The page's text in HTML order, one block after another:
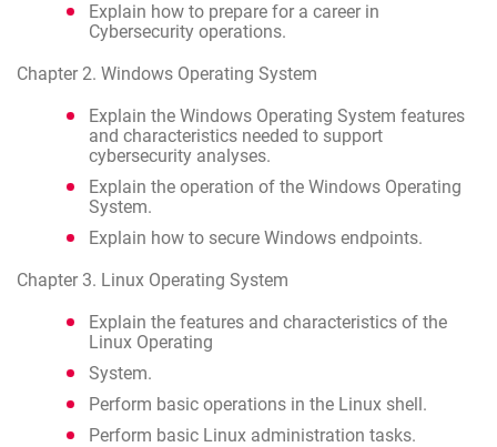
Explain how to prepare for a career in
Cybersecurity operations.
Chapter 2. Windows Operating System
Explain the Windows Operating System features
and characteristics needed to support
cybersecurity analyses.
Explain the operation of the Windows Operating
System.
Explain how to secure Windows endpoints.
Chapter 3. Linux Operating System
Explain the features and characteristics of the
Linux Operating
System.
Perform basic operations in the Linux shell.
Perform basic Linux administration tasks.